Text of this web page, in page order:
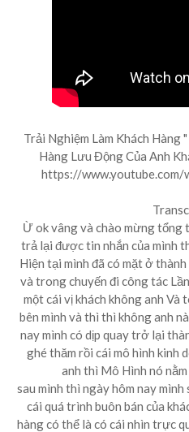
Trải Nghiệm Làm Khách Hàng
Hàng Lưu Động Của Anh
https://www.youtube.com/
Ừ ok vâng và chào mừng tổng
trả lại được tin nhắn của mình
Hiện tại mình đã có mặt ở
và trong chuyến đi công tác
một cái vị khách không anh Và
bên mình và thì thì không anh
nay mình có dịp quay trở lại
ghé thăm rồi cái mô hình kinh
anh thì Mô Hình nó
sau mình thì ngày hôm nay
cái quá trình buôn bán của
hàng có thể là có cái nhìn trực